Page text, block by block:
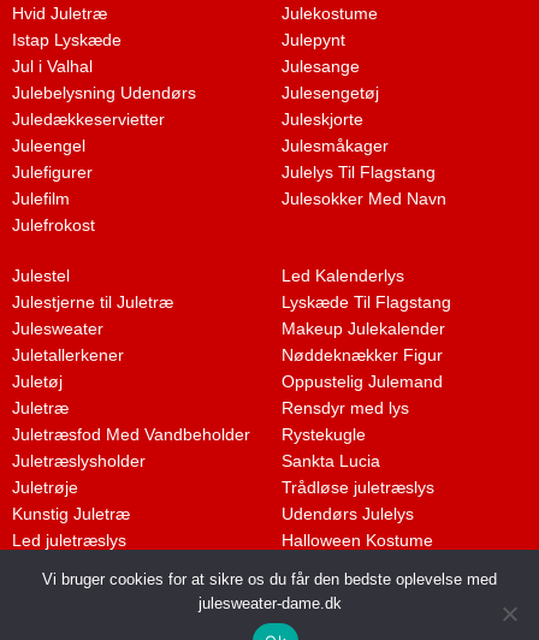
Hvid Juletræ
Istap Lyskæde
Jul i Valhal
Julebelysning Udendørs
Juledækkeservietter
Juleengel
Julefigurer
Julefilm
Julefrokost
Julekostume
Julepynt
Julesange
Julesengetøj
Juleskjorte
Julesmåkager
Julelys Til Flagstang
Julesokker Med Navn
Julestel
Julestjerne til Juletræ
Julesweater
Juletallerkener
Juletøj
Juletræ
Juletræsfod Med Vandbeholder
Juletræslysholder
Juletrøje
Kunstig Juletræ
Led juletræslys
Led Kalenderlys
Lyskæde Til Flagstang
Makeup Julekalender
Nøddeknækker Figur
Oppustelig Julemand
Rensdyr med lys
Rystekugle
Sankta Lucia
Trådløse juletræslys
Udendørs Julelys
Halloween Kostume
Dette medie ejes og drives af Tropic Traffic LLC-FZ | The Meydan Hotel,
Grandstand, 6th floor, Nad Al Sheba | Dubai | UAE
Vi bruger cookies for at sikre os du får den bedste oplevelse med
julesweater-dame.dk